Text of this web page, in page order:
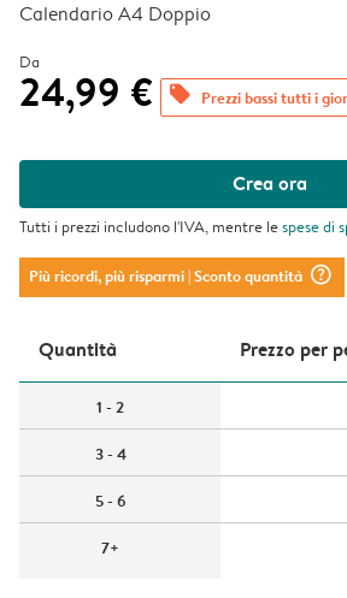
Calendario A4 Doppio
Da
24,99 € offers Prezzi bassi tutti i
Crea ora
Tutti i prezzi includono l'IVA, mentre lespese di
Più ricordi, più risparmi| Sconto quantità question_mark_circle
Quantità Prezzo per
1 - 2
3 - 4
5 - 6
7+